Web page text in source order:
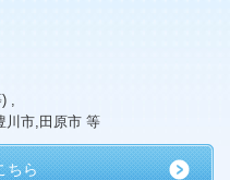
,
川市,田原市 等
ちら